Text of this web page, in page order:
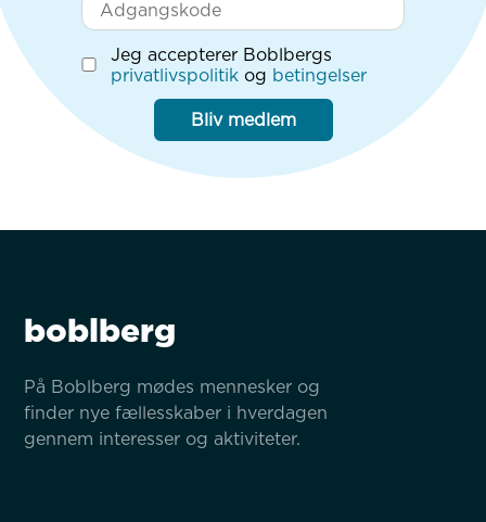
Jeg accepterer Boblbergs
privatlivspolitik og betingelser
Bliv medlem
boblberg
På Boblberg mødes mennesker og
finder nye fællesskaber i hverdagen
gennem interesser og aktiviteter.